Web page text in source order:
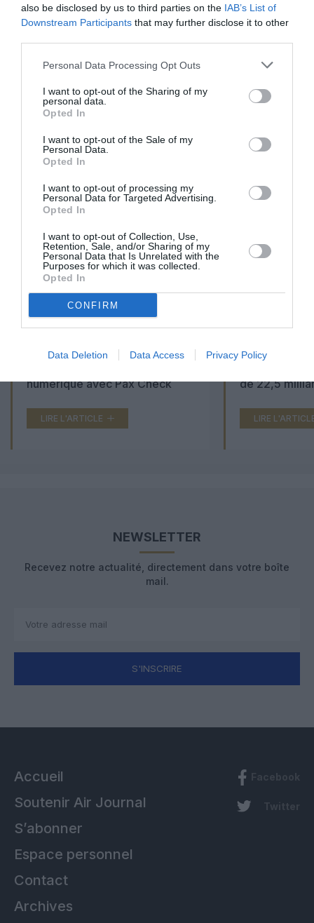
also be disclosed by us to third parties on the IAB’s List of
Downstream Participants that may further disclose it to other
Personal Data Processing Opt Outs
I want to opt-out of the Sharing of my
personal data.
Opted In
I want to opt-out of the Sale of my
Personal Data.
Opted In
I want to opt-out of processing my
Personal Data for Targeted Advertising.
Opted In
I want to opt-out of Collection, Use,
Retention, Sale, and/or Sharing of my
Personal Data that Is Unrelated with the
Purposes for which it was collected.
Opted In
CONFIRM
Data Deletion Data Access Privacy Policy
MASQUÉE
RÉSERVÉ
INSTANTANÉ
EN SAVOIR PLUS
ARTICLES LES PLUS
CONSULTÉS DU MOIS
Aéroports du Maroc : la carte
numérique avec Pax Check
LIRE L'ARTICLE
Washington
de 22,5
LIRE
NEWSLETTER
Recevez notre actualité, directement dans votre boîte
mail.
S'INSCRIRE
Accueil
Soutenir Air Journal
S’abonner
Espace personnel
Contact
Archives